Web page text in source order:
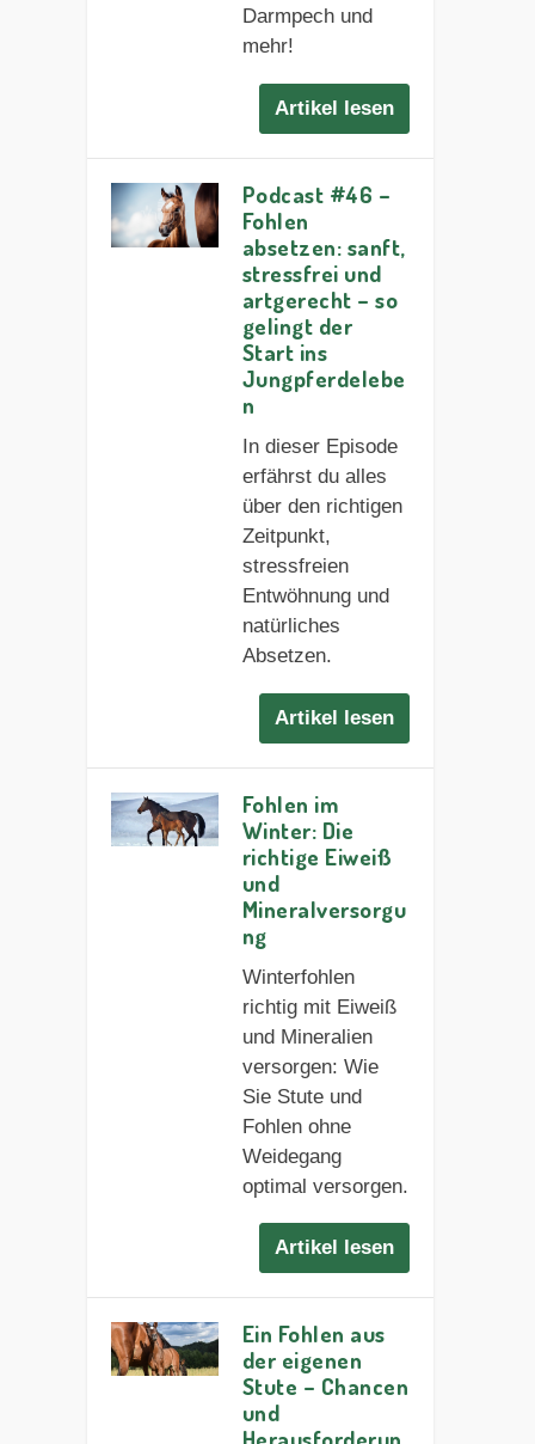
Darmpech und
mehr!
Artikel lesen
Podcast #46 –
Fohlen
absetzen: sanft,
stressfrei und
artgerecht – so
gelingt der
Start ins
Jungpferdelebe
n
In dieser Episode
erfährst du alles
über den richtigen
Zeitpunkt,
stressfreien
Entwöhnung und
natürliches
Absetzen.
Artikel lesen
Fohlen im
Winter: Die
richtige Eiweiß
und
Mineralversorgu
ng
Winterfohlen
richtig mit Eiweiß
und Mineralien
versorgen: Wie
Sie Stute und
Fohlen ohne
Weidegang
optimal versorgen.
Artikel lesen
Ein Fohlen aus
der eigenen
Stute – Chancen
und